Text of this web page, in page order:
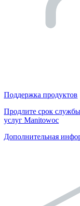
Поддержка продуктов
Продлите срок
услуг Manitowoc
Дополнительная